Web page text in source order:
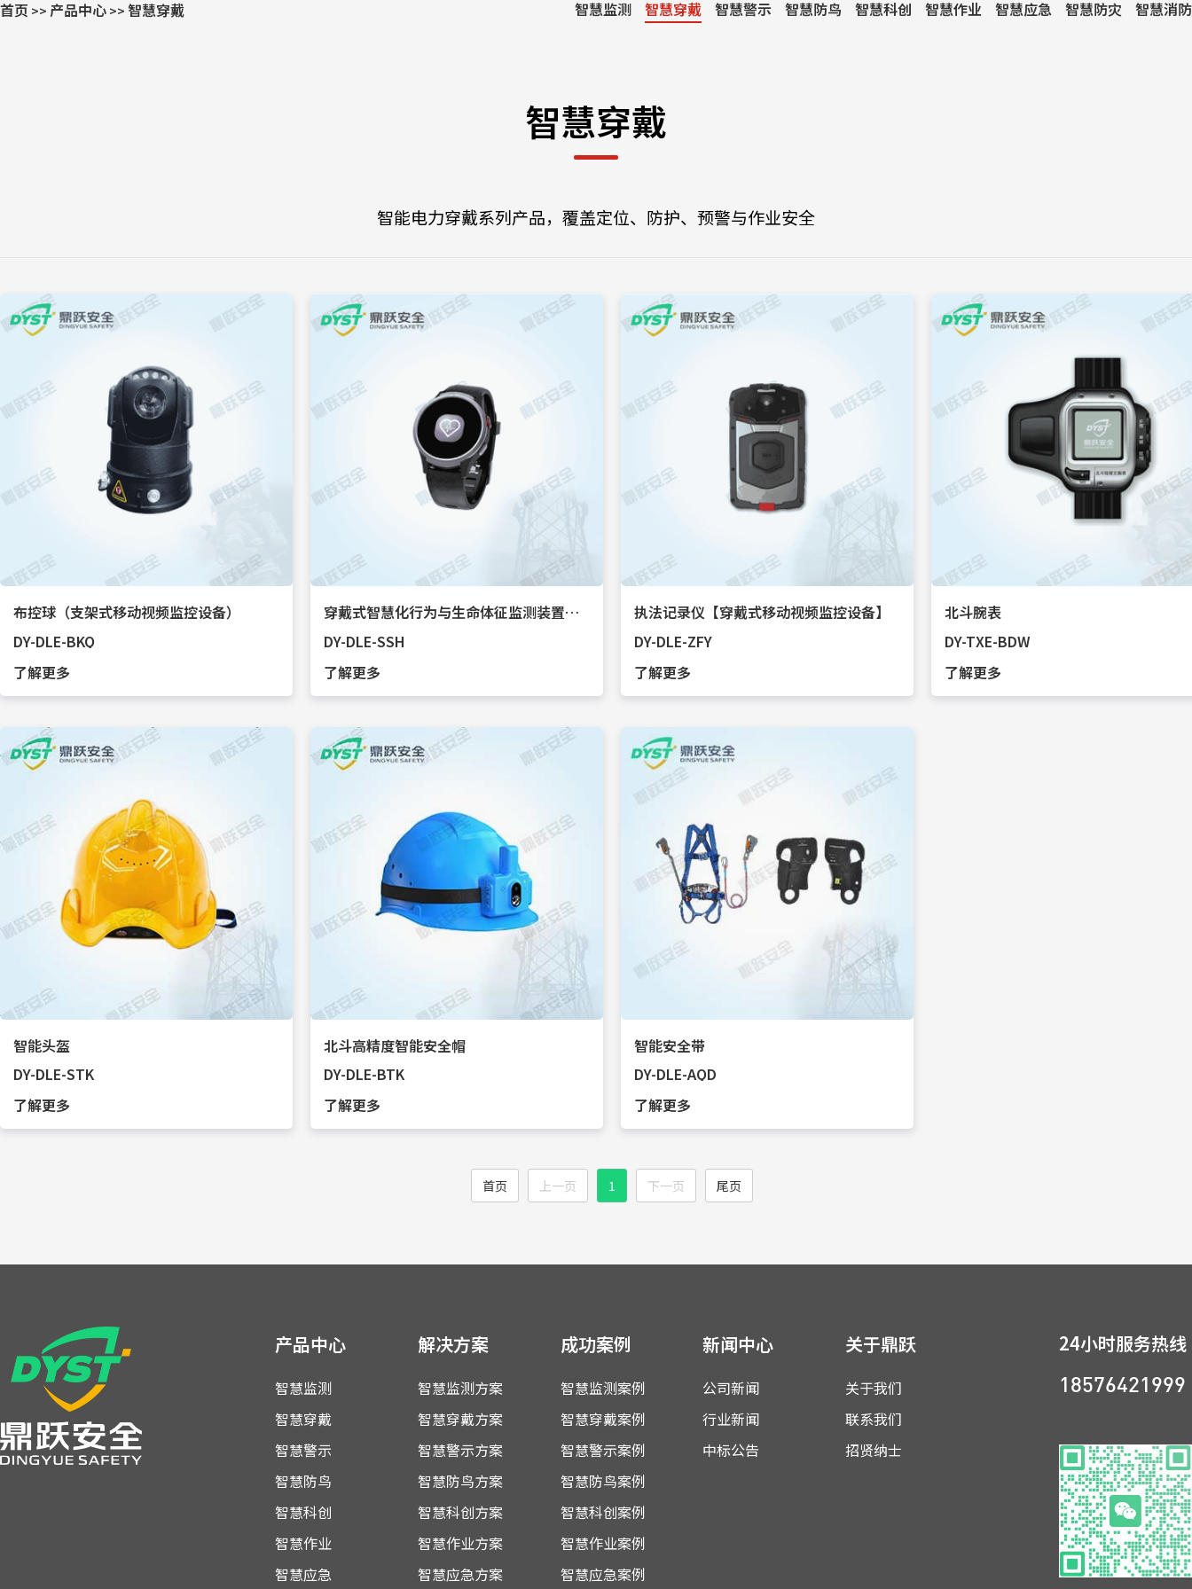
首页 >> 产品中心 >> 智慧穿戴 智慧监测 智慧穿戴 智慧警示 智慧防鸟 智慧科创 智慧作业 智慧应急 智慧防灾 智慧消防
智慧穿戴
智能电力穿戴系列产品，覆盖定位、防护、预警与作业安全
布控球（支架式移动视频监控设备）
DY-DLE-BKQ
了解更多
穿戴式智慧化行为与生命体征监测装置【智能手环】
DY-DLE-SSH
了解更多
执法记录仪【穿戴式移动视频监控设备】
DY-DLE-ZFY
了解更多
北斗腕表
DY-TXE-BDW
了解更多
智能头盔
DY-DLE-STK
了解更多
北斗高精度智能安全帽
DY-DLE-BTK
了解更多
智能安全带
DY-DLE-AQD
了解更多
首页 上一页 1 下一页 尾页
产品中心
智慧监测
智慧穿戴
智慧警示
智慧防鸟
智慧科创
智慧作业
智慧应急
解决方案
智慧监测方案
智慧穿戴方案
智慧警示方案
智慧防鸟方案
智慧科创方案
智慧作业方案
智慧应急方案
成功案例
智慧监测案例
智慧穿戴案例
智慧警示案例
智慧防鸟案例
智慧科创案例
智慧作业案例
智慧应急案例
新闻中心
公司新闻
行业新闻
中标公告
关于鼎跃
关于我们
联系我们
招贤纳士
24小时服务热线
18576421999